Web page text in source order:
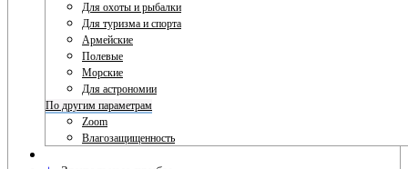
Для охоты и рыбалки
Для туризма и спорта
Армейские
Полевые
Морские
Для астрономии
По другим параметрам
Zoom
Влагозащищенность